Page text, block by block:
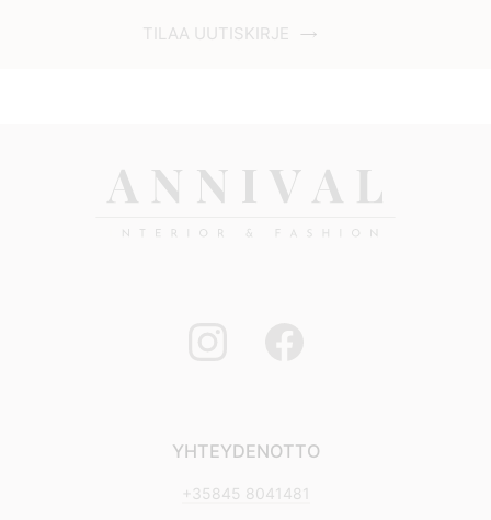
TILAA UUTISKIRJE
YHTEYDENOTTO
+35845 8041481